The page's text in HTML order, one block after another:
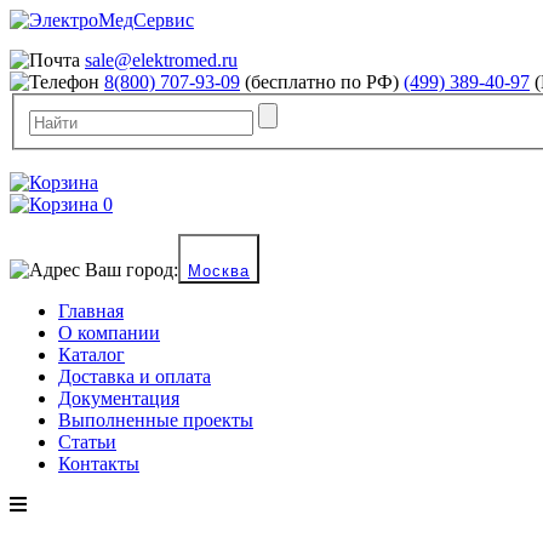
sale@elektromed.ru
8(800) 707-93-09 (бесплатно по РФ) (499) 389-40-97
0
Ваш город: Москва
Главная
О компании
Каталог
Доставка и оплата
Документация
Выполненные проекты
Статьи
Контакты